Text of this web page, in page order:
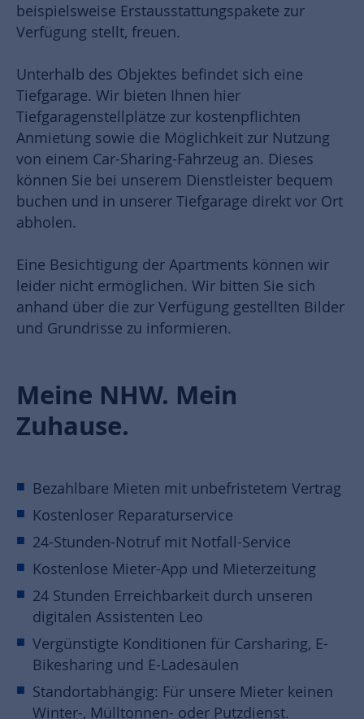
beispielsweise Erstausstattungspakete zur
Verfügung stellt, freuen.
Unterhalb des Objektes befindet sich eine
Tiefgarage. Wir bieten Ihnen hier
Tiefgaragenstellplätze zur kostenpflichten
Anmietung sowie die Möglichkeit zur Nutzung
von einem Car-Sharing-Fahrzeug an. Dieses
können Sie bei unserem Dienstleister bequem
buchen und in unserer Tiefgarage direkt vor Ort
abholen.
Eine Besichtigung der Apartments können wir
leider nicht ermöglichen. Wir bitten Sie sich
anhand über die zur Verfügung gestellten Bilder
und Grundrisse zu informieren.
Meine NHW. Mein
Zuhause.
Bezahlbare Mieten mit unbefristetem Vertrag
Kostenloser Reparaturservice
24-Stunden-Notruf mit Notfall-Service
Kostenlose Mieter-App und Mieterzeitung
24 Stunden Erreichbarkeit durch unseren
digitalen Assistenten Leo
Vergünstigte Konditionen für Carsharing, E-
Bikesharing und E-Ladesäulen
Standortabhängig: Für unsere Mieter keinen
Winter-, Mülltonnen- oder Putzdienst.